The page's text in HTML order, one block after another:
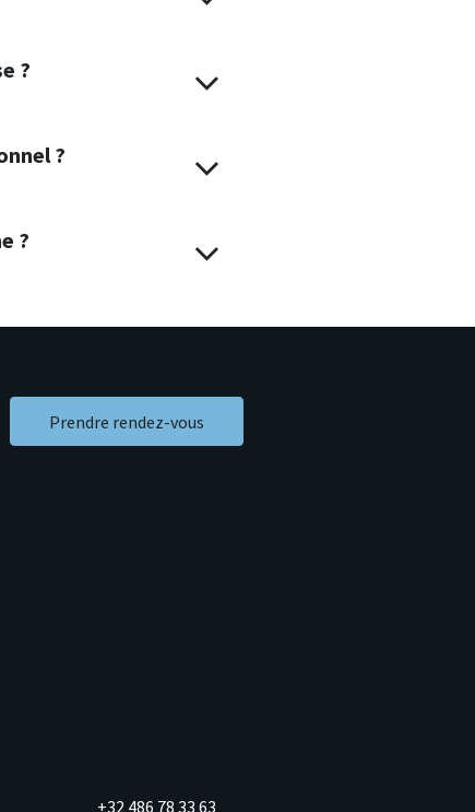
?
?
?
Prendre rendez-vous
+32 486 78 33 63